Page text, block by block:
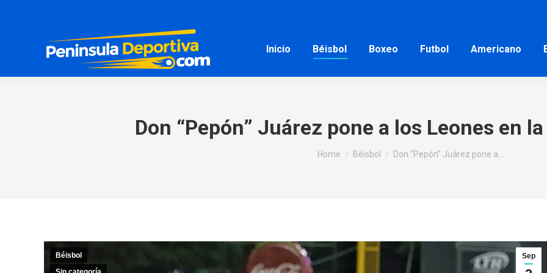
Inicio Béisbol Boxeo Futbol Americano
Don “Pepón” Juárez pone a los Leones en la
You are here:
Home Béisbol Don “Pepón” Juárez pone a…
Sep
Béisbol